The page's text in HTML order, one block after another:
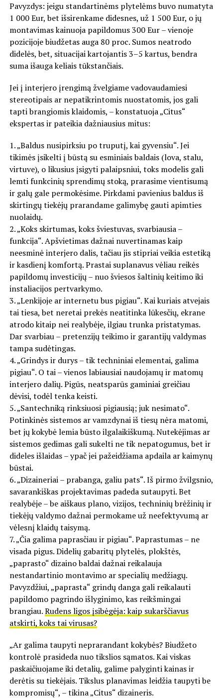
Pavyzdys: jeigu standartinėms plytelėms buvo numatyta
1 000 Eur, bet išsirenkame didesnes, už 1 500 Eur, o jų
montavimas kainuoja papildomus 300 Eur – vienoje
pozicijoje biudžetas auga 80 proc. Sumos neatrodo
didelės, bet, situacijai kartojantis 3–5 kartus, bendra
suma išauga keliais tūkstančiais.
Jei į interjero įrengimą žvelgiame vadovaudamiesi
stereotipais ar nepatikrintomis nuostatomis, jos gali
tapti brangiomis klaidomis, – konstatuoja „Citus“
ekspertas ir pateikia dažniausius mitus:
1. „Baldus nusipirksiu po truputį, kai gyvensiu“. Jei
tikimės įsikelti į būstą su esminiais baldais (lova, stalu,
virtuve), o likusius įsigyti palaipsniui, toks modelis gali
lemti funkcinių sprendimų stoką, prarasime vientisumą
ir galų gale permokėsime. Pirkdami pavienius baldus iš
skirtingų tiekėjų prarandame galimybę gauti apimties
nuolaidų.
2. „Koks skirtumas, koks šviestuvas, svarbiausia –
funkcija“. Apšvietimas dažnai nuvertinamas kaip
neesminė interjero dalis, tačiau jis stipriai veikia estetiką
ir kasdienį komfortą. Prastai suplanavus vėliau reikės
papildomų investicijų – nuo šviesos šaltinių keitimo iki
instaliacijos pertvarkymo.
3. „Lenkijoje ar internetu bus pigiau“. Kai kuriais atvejais
tai tiesa, bet neretai prekės neatitinka lūkesčių, ekrane
atrodo kitaip nei realybėje, ilgiau trunka pristatymas.
Dar svarbiau – pretenzijų teikimo ir garantijų valdymas
tampa sudėtingas.
4. „Grindys ir durys – tik techniniai elementai, galima
pigiau“. O tai – vienos labiausiai naudojamų ir matomų
interjero dalių. Pigūs, neatsparūs gaminiai greičiau
dėvisi, todėl tenka keisti.
5. „Santechniką rinksiuosi pigiausią; juk nesimato“.
Potinkinės sistemos ar vamzdynai iš tiesų nėra matomi,
bet jų kokybė lemia būsto ilgalaikiškumą. Nutekėjimas ar
sistemos gedimas gali sukelti ne tik nepatogumus, bet ir
dideles išlaidas – ypač jei pažeidžiama apdaila ar kaimynų
būstai.
6. „Dizaineriai – prabanga, galiu pats“. Iš pirmo žvilgsnio,
savarankiškas projektavimas padeda sutaupyti. Bet
realybėje – be aiškaus plano, vizijos, techninių brėžinių ir
tiekėjų valdymo dažnai permokame už neefektyvumą ar
vėlesnį klaidų taisymą.
7. „Čia galima paprasčiau ir pigiau“. Paprastumas – ne
visada pigus. Didelių gabaritų plytelės, plokštės,
„paprasto“ dizaino baldai dažnai reikalauja
nestandartinio montavimo ar specialių medžiagų.
Pavyzdžiui, „paprasta“ grindų danga gali reikalauti
papildomo pagrindo išlyginimo, kas reikšmingai
brangiau.Rudens ligos įsibėgėja: kaip sukarščiavus
atskirti, koks tai virusas?
„Ar galima taupyti neprarandant kokybės? Biudžeto
kontrolė prasideda nuo tikslios sąmatos. Kai viskas
paskaičiuojame iki detalių, galime palyginti kainas ir
derėtis su tiekėjais. Tikslus planavimas leidžia taupyti be
kompromisų“, – tikina „Citus“ dizaineris.